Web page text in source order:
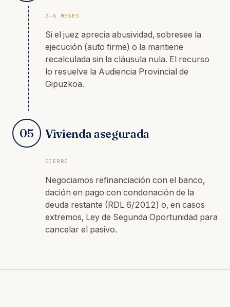
2–6 MESES
Si el juez aprecia abusividad, sobresee la
ejecución (auto firme) o la mantiene
recalculada sin la cláusula nula. El recurso
lo resuelve la Audiencia Provincial de
Gipuzkoa.
05 Vivienda asegurada
CIERRE
Negociamos refinanciación con el banco,
dación en pago con condonación de la
deuda restante (RDL 6/2012) o, en casos
extremos, Ley de Segunda Oportunidad para
cancelar el pasivo.